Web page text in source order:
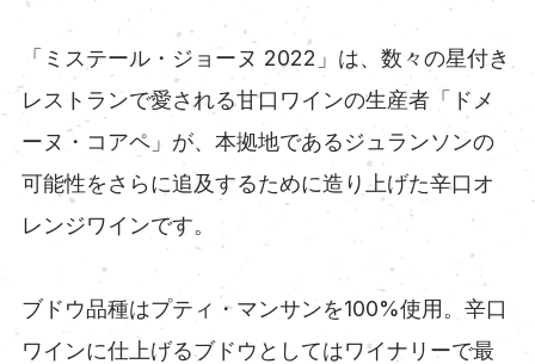
「ミステール・ジョーヌ 2022」は、数々の星付き
レストランで愛される甘口ワインの生産者「ドメ
ーヌ・コアペ」が、本拠地であるジュランソンの
可能性をさらに追及するために造り上げた辛口オ
レンジワインです。
ブドウ品種はプティ・マンサンを100%使用。辛口
ワインに仕上げるブドウとしてはワイナリーで最